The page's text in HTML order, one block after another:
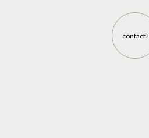
contact